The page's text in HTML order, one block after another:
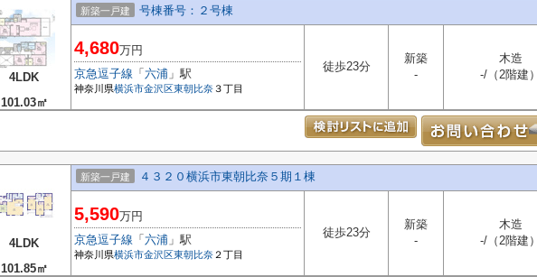
4LDK
101.03㎡
新築一戸建 号棟番号：２号棟
4,680万円
京急逗子線 「 六浦 」駅
神奈川県横浜市金沢区東朝比奈３丁目
徒歩23分
新築
-
木造
-/（2階建）
4LDK
101.85㎡
新築一戸建 ４３２０横浜市東朝比奈５期１棟
5,590万円
京急逗子線 「 六浦 」駅
神奈川県横浜市金沢区東朝比奈 ２丁目
徒歩23分
新築
-
木造
-/（2階建）